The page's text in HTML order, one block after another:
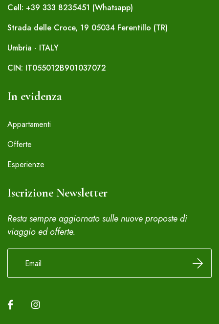
Cell: +39 333 8235451 (Whatsapp)
Strada delle Croce, 19 05034 Ferentillo (TR)
Umbria - ITALY
CIN: IT055012B901037072
In evidenza
Appartamenti
Offerte
Esperienze
Iscrizione Newsletter
Resta sempre aggiornato sulle nuove proposte di
viaggio ed offerte.